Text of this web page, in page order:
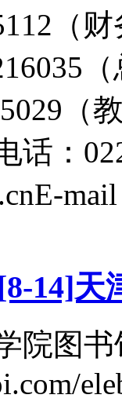
（
（
话：
14]
院图书